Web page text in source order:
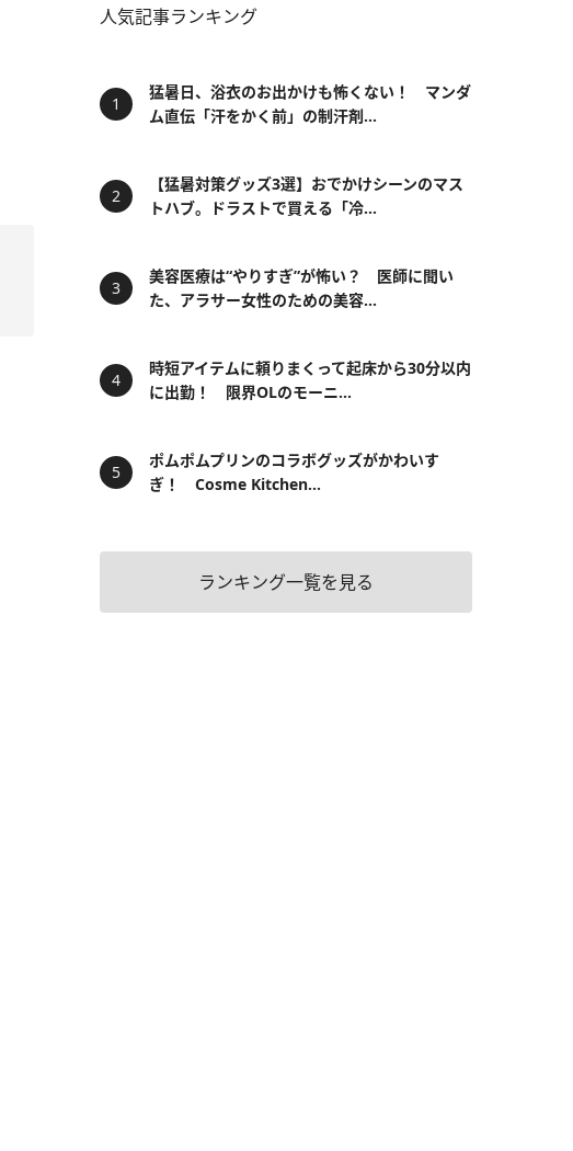
人気記事ランキング
猛暑日、浴衣のお出かけも怖くない！ マンダ
ム直伝「汗をかく前」の制汗剤...
【猛暑対策グッズ3選】おでかけシーンのマス
トハブ。ドラストで買える「冷...
美容医療は“やりすぎ”が怖い？ 医師に聞い
た、アラサー女性のための美容...
時短アイテムに頼りまくって起床から30分以内
に出勤！ 限界OLのモーニ...
ポムポムプリンのコラボグッズがかわいす
ぎ！ Cosme Kitchen...
ランキング一覧を見る